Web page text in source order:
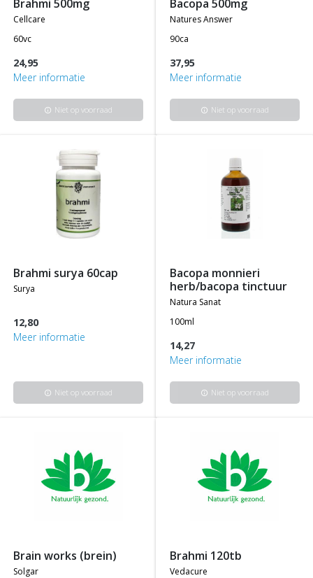
brahmi 500mg
cellcare
60vc
24,95
Meer informatie
info Niet op voorraad
bacopa 500mg
natures answer
90ca
37,95
Meer informatie
info Niet op voorraad
brahmi surya 60cap
surya
12,80
Meer informatie
info Niet op voorraad
bacopa monnieri
herb/bacopa tinctuur
natura sanat
100ml
14,27
Meer informatie
info Niet op voorraad
brain works (brein)
solgar
brahmi 120tb
vedacure